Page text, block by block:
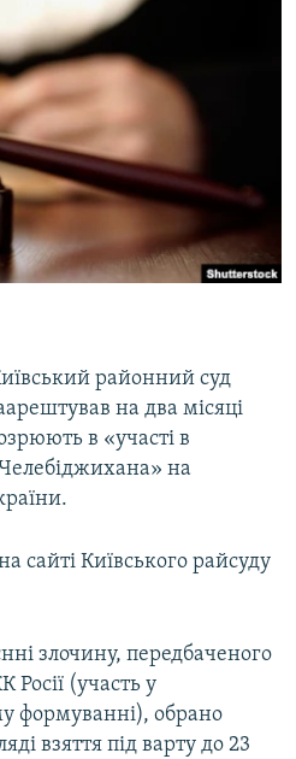
районний суд
на два місяці
в «участі в
на
сайті Київського райсуду
злочину, передбаченого
Росії (участь у
формуванні), обрано
взяття під варту до 23